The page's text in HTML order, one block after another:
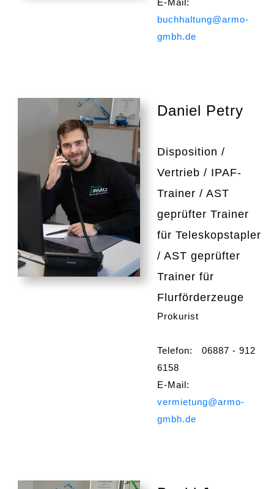
E-Mail:
buchhaltung@armo-
gmbh.de
Daniel Petry
Disposition /
Vertrieb / IPAF-
Trainer / AST
geprüfter Trainer
für Teleskopstapler
/ AST geprüfter
Trainer für
Flurförderzeuge
Prokurist
Telefon: 06887 - 912
6158
E-Mail:
vermietung@armo-
gmbh.de